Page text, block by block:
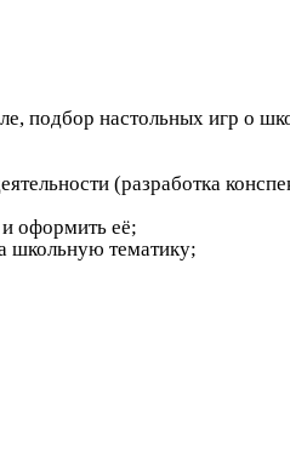
подбор настольных игр о
(разработка
оформить её;
школьную тематику;